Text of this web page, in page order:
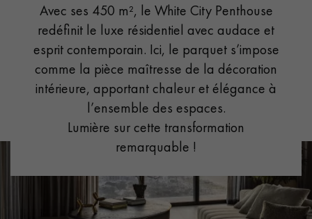
PARQUET EN BOIS EXOTIQUE PARQUET VERNIS
PARQUET HUILÉ PARQUET EN BOIS BRUT
PARQUET VIEILLI PARQUET EN CHÊNE FUMÉ
Avec ses 450 m², le White City Penthouse
redéfinit le luxe résidentiel avec audace et
esprit contemporain. Ici, le parquet s’impose
comme la pièce maîtresse de la décoration
intérieure, apportant chaleur et élégance à
l’ensemble des espaces.
Lumière sur cette transformation
remarquable !